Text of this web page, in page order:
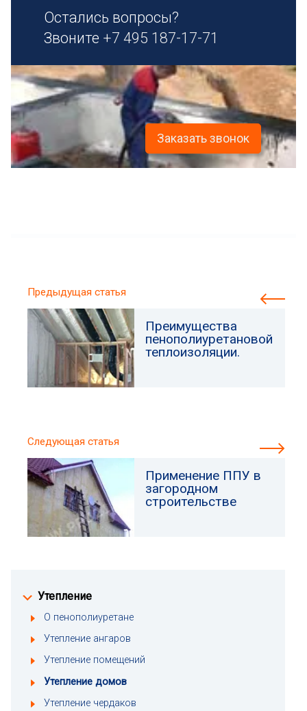
Остались вопросы?
Звоните +7 495 187-17-71
Заказать звонок
Утепление
О пенополиуретане
Утепление ангаров
Утепление помещений
Утепление домов
Утепление чердаков
Предыдущая статья
Преимущества
пенополиуретановой
теплоизоляции.
Следующая статья
Применение ППУ в
загородном
строительстве